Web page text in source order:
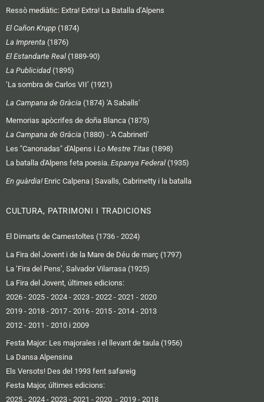
Ressò mediàtic: Extra! Extra! La Batalla d’Alpens
El Cañon Krupp (1874)
La Imprenta (1876)
El Estandarte Real (1889-90)
La Publicidad(1895)
‘La sombra de Carlos VII’ (1921)
La Campana de Gràcia (1874) 'A Saballs'
Memorias apòcrifes de doña Blanca (1875)
La Campana de Gràcia (1880) - 'A Cabrineti'
Les "Canonadas" d'Alpens i Lo Mestre Titas (1898)
La batalla d'Alpens feta poesia. Espanya Federal (1935)
En guàrdia! Enric Calpena | Savalls, Cabrinetty i la batalla
CULTURA, PATRIMONI I TRADICIONS
El Dimarts de Carnestoltes (1736 - 2024)
La Fira del Jovent i de la Mare de Déu de març (1797)
La ‘Fira del Pens’, Salvador Vilarrasa (1925)
La Fira del Jovent, últimes edicions:
2026 - 2025 - 2024 - 2023 - 2022 - 2021 - 2020
2019 - 2018 - 2017 - 2016 - 2015 - 2014 - 2013
2012 - 2011 - 2010 i 2009
Festa Major: Les majorales i el llevant de taula (1956)
La Dansa Alpensina
Els Versots! Des del 1993 fent safareig
Festa Major, últimes edicions:
2025 - 2024 - 2023 - 2021 - 2020 - 2019 - 2018